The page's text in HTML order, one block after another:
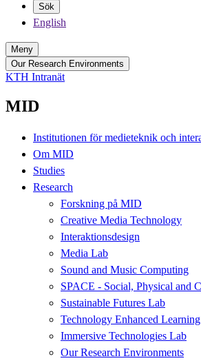
Sök
English
Meny
Our Research Environments
KTH Intranät
MID
Institutionen för medieteknik och
Om MID
Studies
Research
Forskning på MID
Creative Media Technology
Interaktionsdesign
Media Lab
Sound and Music Computing
SPACE - Social, Physical and
Sustainable Futures Lab
Technology Enhanced Learning
Immersive Technologies Lab
Our Research Environments